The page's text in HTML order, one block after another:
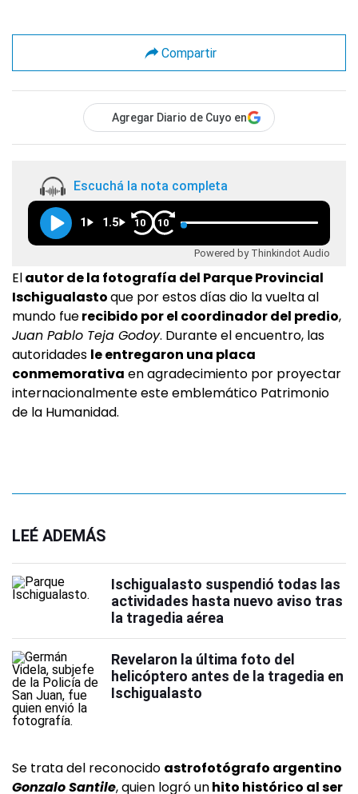
Compartir
Agregar Diario de Cuyo en
Escuchá la nota completa
1 1.5 10 10
Powered by Thinkindot Audio
Elautor de la fotografía del Parque Provincial
Ischigualastoque por estos días dio la vuelta al
mundo fuerecibido por el coordinador del predio,
Juan Pablo Teja Godoy. Durante el encuentro, las
autoridades le entregaron una placa
conmemorativa en agradecimiento por proyectar
internacionalmente este emblemático Patrimonio
de la Humanidad.
LEÉ ADEMÁS
Ischigualasto suspendió todas las
actividades hasta nuevo aviso tras
la tragedia aérea
Revelaron la última foto del
helicóptero antes de la tragedia en
Ischigualasto
Se trata del reconocido astrofotógrafo argentino
Gonzalo Santile, quien logró unhito histórico al ser